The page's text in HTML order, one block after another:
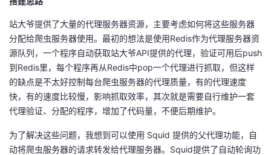
播
活
动
的
关
注
程
认
证
的
实
验
我
的
收
术
支
持
云
声
建
议
站大爷提供了大量的代理服务器资源，主要考虑如何将这些服务器
分配给爬虫服务器使用。最初的想法是使用Redis作为代理服务器资
源队列，一个程序自动获取站大爷API提供的代理，验证可用后push
到Redis里，每个程序再从Redis中pop一个代理进行抓取，但这样
的缺点是不太好控制每台爬虫服务器的代理质量，有的代理速度
快，有的速度比较慢，影响抓取效率，其次就是需要自行维护一套
代理验证、分配的程序，增加了代码量，不便后期维护。
为了解决这些问题，我想到可以使用 Squid 提供的父代理功能，自
动将爬虫服务器的请求转发给代理服务器。Squid提供了自动轮询功